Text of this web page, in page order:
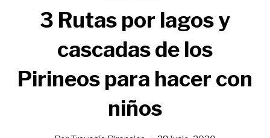
3 Rutas por lagos y
cascadas de los
Pirineos para hacer con
niños